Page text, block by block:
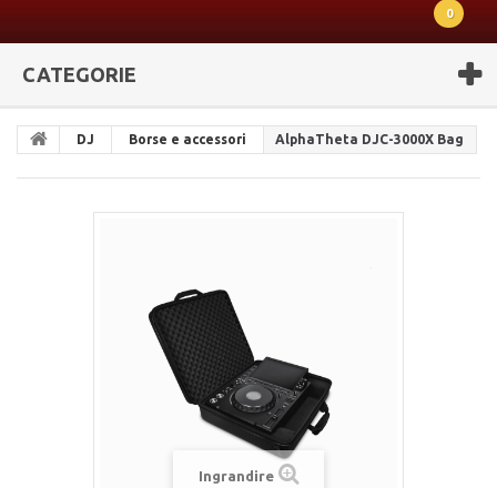
0
CATEGORIE
DJ Borse e accessori AlphaTheta DJC-3000X Bag
Ingrandire